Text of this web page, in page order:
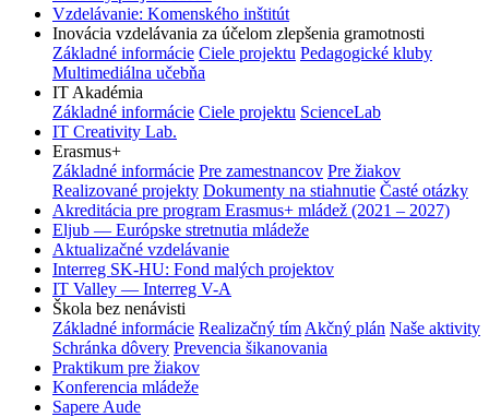
Vzdelávanie: Komenského inštitút
Inovácia vzdelávania za účelom zlepšenia gramotnosti
Základné informácie Ciele projektu Pedagogické kluby
Multimediálna učebňa
IT Akadémia
Základné informácie Ciele projektu ScienceLab
IT Creativity Lab.
Erasmus+
Základné informácie Pre zamestnancov Pre žiakov
Realizované projekty Dokumenty na stiahnutie Časté otázky
Akreditácia pre program Erasmus+ mládež (2021 – 2027)
Eljub — Európske stretnutia mládeže
Aktualizačné vzdelávanie
Interreg SK-HU: Fond malých projektov
IT Valley — Interreg V-A
Škola bez nenávisti
Základné informácie Realizačný tím Akčný plán Naše aktivity
Schránka dôvery Prevencia šikanovania
Praktikum pre žiakov
Konferencia mládeže
Sapere Aude